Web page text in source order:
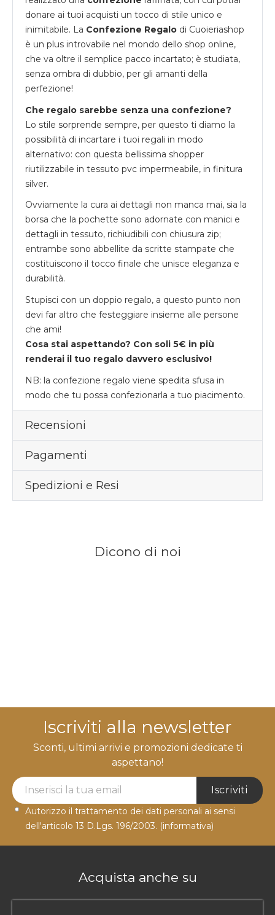
donare ai tuoi acquisti un tocco di stile unico e
inimitabile. La Confezione Regalo di Cuoieriashop
è un plus introvabile nel mondo dello shop online,
che va oltre il semplice pacco incartato; è studiata,
senza ombra di dubbio, per gli amanti della
perfezione!
Che regalo sarebbe senza una confezione?
Lo stile sorprende sempre, per questo ti diamo la
possibilità di incartare i tuoi regali in modo
alternativo: con questa bellissima shopper
riutilizzabile in tessuto pvc impermeabile, in finitura
silver.
Ovviamente la cura ai dettagli non manca mai, sia la
borsa che la pochette sono adornate con manici e
dettagli in tessuto, richiudibili con chiusura zip;
entrambe sono abbellite da scritte stampate che
costituiscono il tocco finale che unisce eleganza e
durabilità.
Stupisci con un doppio regalo, a questo punto non
devi far altro che festeggiare insieme alle persone
che ami!
Cosa stai aspettando? Con soli 5€ in più
renderai il tuo regalo davvero esclusivo!
NB: la confezione regalo viene spedita sfusa in
modo che tu possa confezionarla a tuo piacimento.
Recensioni
Pagamenti
Spedizioni e Resi
Dicono di noi
Iscriviti alla newsletter
Sconti, ultimi arrivi e promozioni dedicate ti
aspettano!
Newsletter Label
Iscriviti
Autorizzo il trattamento dei dati personali ai sensi
dell'articolo 13 D.Lgs. 196/2003. (informativa)
Acquista anche su